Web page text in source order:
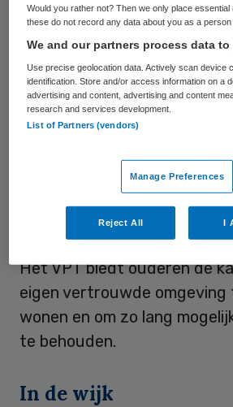
De Zorggroep heeft als doel
lang mogelijk zelfstandig
wonen en hen toch de zorg
ondersteuning bieden die ze
Hiervoor zoekt de
alternatieven voor
Een van deze alternatieven
waarbij wonen en zorg
Het VPT biedt ouderen de
eigen vertrouwde omgeving
wonen en om zo lang
te behouden.
In de wijk
Would you rather not? Then we only place essential
these do not record any data about you as a person
We and our partners process data
Use precise geolocation data. Actively scan device
identification. Store and/or access information on a
advertising and content, advertising and content
research and services development.
List of Partners (vendors)
Manage Preferences
Reject All I